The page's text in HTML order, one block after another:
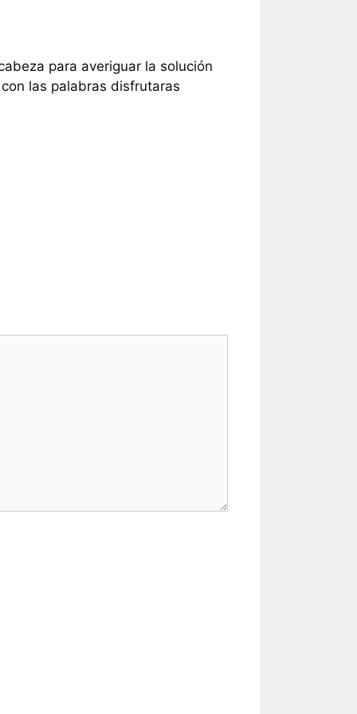
para averiguar la solución
las palabras disfrutaras